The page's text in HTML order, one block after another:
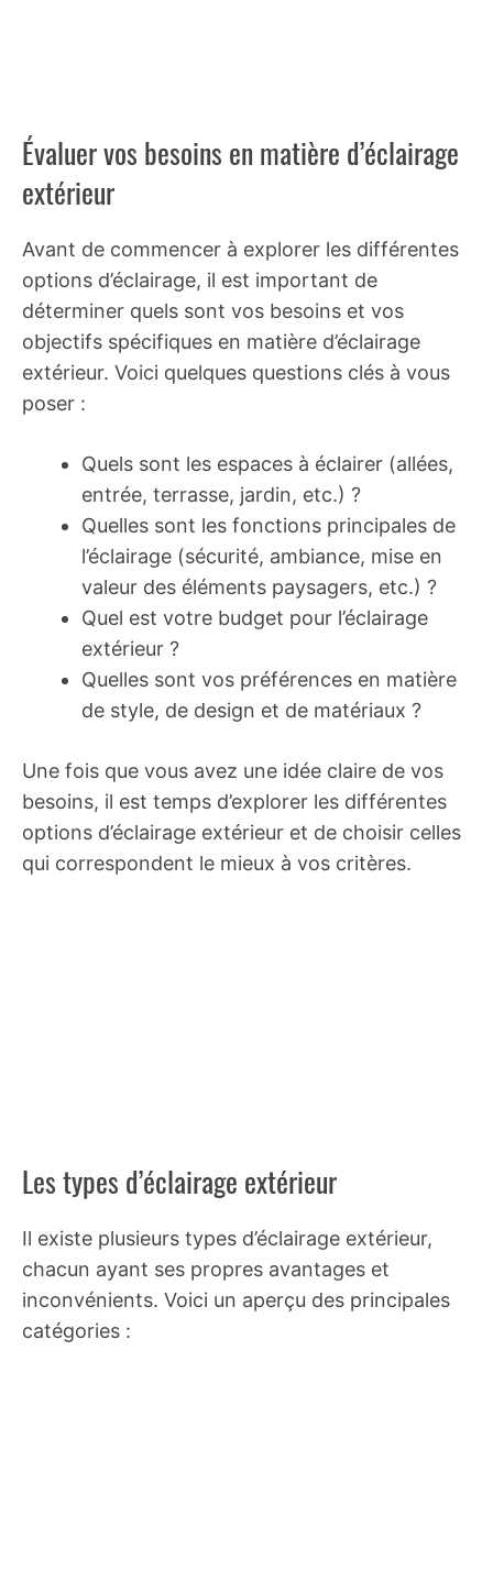
Évaluer vos besoins en matière d’éclairage
extérieur
Avant de commencer à explorer les différentes
options d’éclairage, il est important de
déterminer quels sont vos besoins et vos
objectifs spécifiques en matière d’éclairage
extérieur. Voici quelques questions clés à vous
poser :
Quels sont les espaces à éclairer (allées,
entrée, terrasse, jardin, etc.) ?
Quelles sont les fonctions principales de
l’éclairage (sécurité, ambiance, mise en
valeur des éléments paysagers, etc.) ?
Quel est votre budget pour l’éclairage
extérieur ?
Quelles sont vos préférences en matière
de style, de design et de matériaux ?
Une fois que vous avez une idée claire de vos
besoins, il est temps d’explorer les différentes
options d’éclairage extérieur et de choisir celles
qui correspondent le mieux à vos critères.
Les types d’éclairage extérieur
Il existe plusieurs types d’éclairage extérieur,
chacun ayant ses propres avantages et
inconvénients. Voici un aperçu des principales
catégories :